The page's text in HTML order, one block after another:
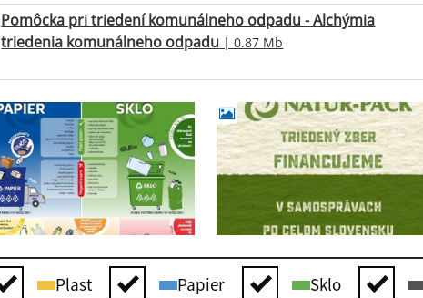
Pomôcka pri triedení komunálneho odpadu - Alchýmia
triedenia komunálneho odpadu | 0.87 Mb
Plast Papier Sklo